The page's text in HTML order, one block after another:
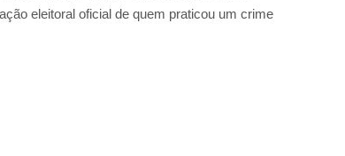
eleitoral oficial de quem praticou um crime